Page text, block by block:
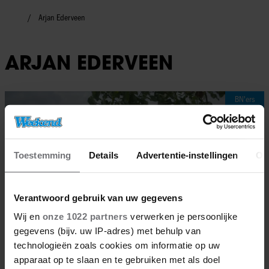
Toestemming Details Advertentie-instellingen
Verantwoord gebruik van uw gegevens
Wij en onze 1022 partners verwerken je persoonlijke
gegevens (bijv. uw IP-adres) met behulp van
technologieën zoals cookies om informatie op uw
apparaat op te slaan en te gebruiken met als doel
Arjan Ederveen
ARJAN EDERVEEN
BN'ers